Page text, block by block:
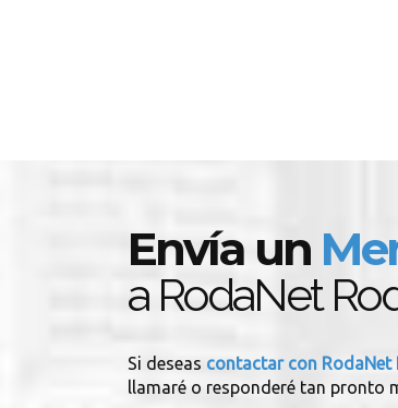
Envía un
a RodaNet
Si deseas contactar con RodaNet
llamaré o responderé tan pronto